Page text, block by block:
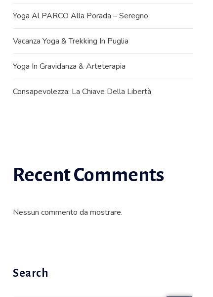
Yoga Al PARCO Alla Porada – Seregno
Vacanza Yoga & Trekking In Puglia
Yoga In Gravidanza & Arteterapia
Consapevolezza: La Chiave Della Libertà
Recent Comments
Nessun commento da mostrare.
Search